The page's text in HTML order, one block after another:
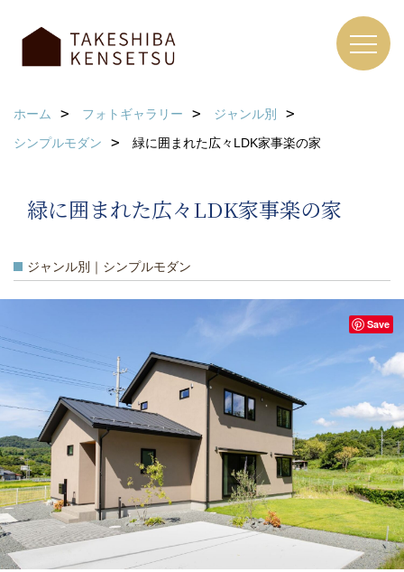
ホーム フォトギャラリー
ジャンル別
シンプルモダン
緑に囲まれた広々LDK家事楽の家
緑に囲まれた広々LDK家事楽の家
ジャンル別｜シンプルモダン
Save